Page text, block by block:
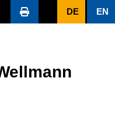
DE EN